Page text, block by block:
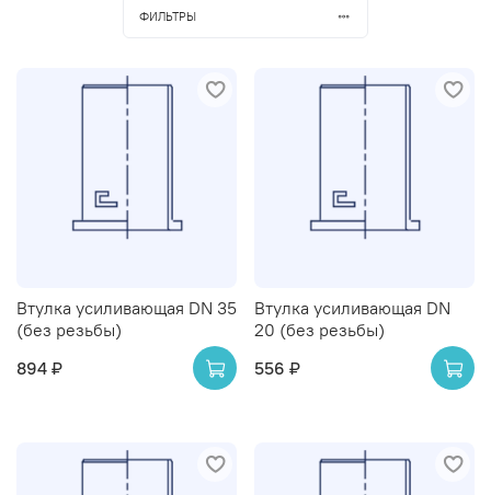
ФИЛЬТРЫ
Втулка усиливающая DN 35
(без резьбы)
894 ₽
Втулка усиливающая DN
20 (без резьбы)
556 ₽